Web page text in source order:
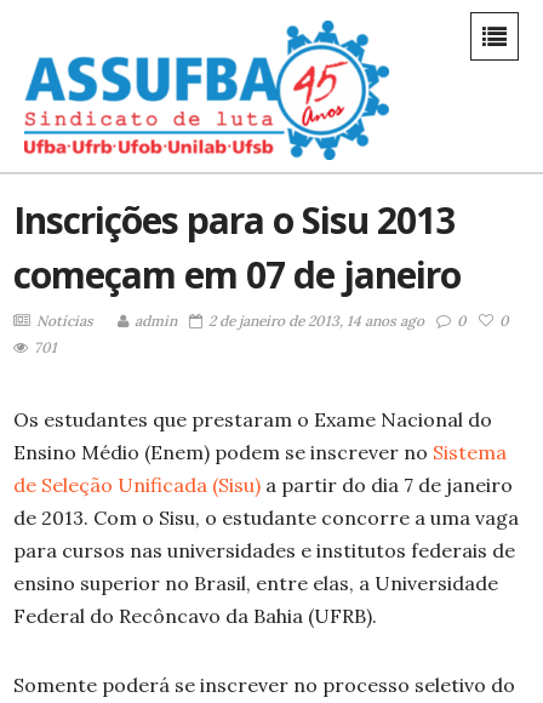
Inscrições para o Sisu 2013
começam em 07 de janeiro
Notícias admin 2 de janeiro de 2013, 14 anos ago 0
0
701
Os estudantes que prestaram o Exame Nacional do
Ensino Médio (Enem) podem se inscrever no Sistema
de Seleção Unificada (Sisu) a partir do dia 7 de janeiro
de 2013. Com o Sisu, o estudante concorre a uma vaga
para cursos nas universidades e institutos federais de
ensino superior no Brasil, entre elas, a Universidade
Federal do Recôncavo da Bahia (UFRB).
Somente poderá se inscrever no processo seletivo do